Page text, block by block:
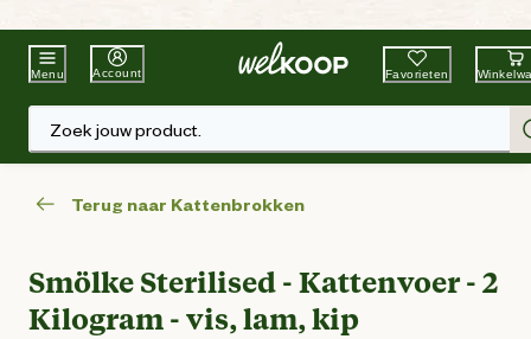
Beste WinkelketenTuin & Dier
Menu Account Favorieten
Zoek jouw product.
Terug naar Kattenbrokken
Smölke Sterilised - Kattenvoer - 2
Kilogram - vis, lam, kip